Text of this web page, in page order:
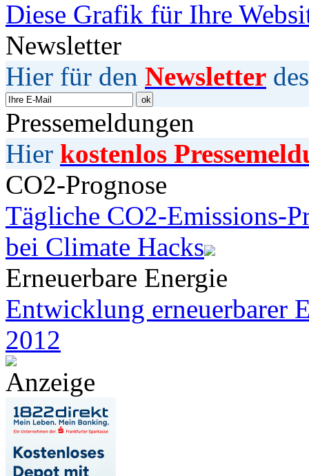
Diese Grafik für Ihre
Newsletter
Hier für den Newsletter
Pressemeldungen
Hier kostenlos
CO2-Prognose
Tägliche CO2-Emissions-
bei Climate Hacks
Erneuerbare Energie
Entwicklung erneuerbarer
2012
Anzeige